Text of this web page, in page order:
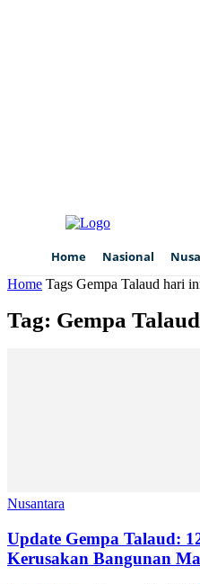
Home Nasional
Home Tags Gempa Talaud hari
Tag: Gempa
Nusantara
Update Gempa Talaud:
Kerusakan Bangunan